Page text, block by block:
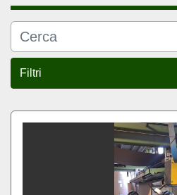
Filtri
Ordina